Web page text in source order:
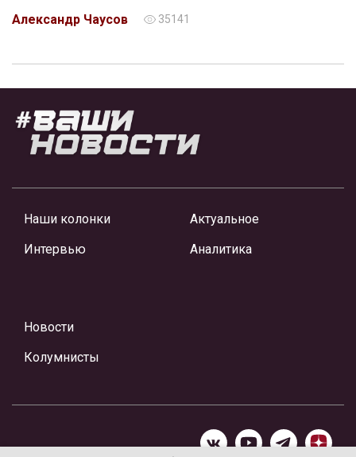
Александр Чаусов
35141
Наши колонки
Интервью
Актуальное
Аналитика
Новости
Колумнисты